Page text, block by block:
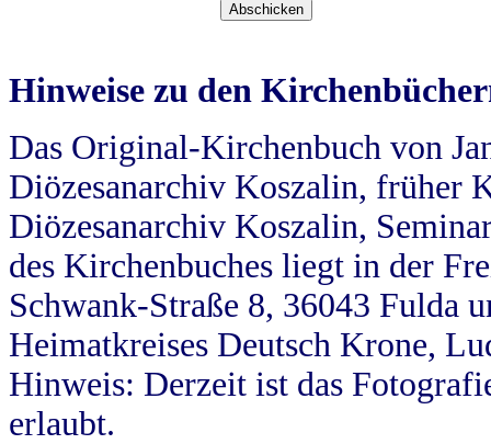
Hinweise zu den
Das Original-Kirchenbuch von
Diözesanarchiv Koszalin, früher
Diözesanarchiv Koszalin,
des Kirchenbuches liegt in der
Schwank-Straße 8, 36043 Fulda
Heimatkreises Deutsch Krone,
Hinweis: Derzeit ist das
erlaubt.